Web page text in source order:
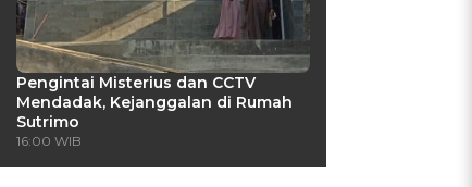
Pengintai Misterius dan CCTV
Mendadak, Kejanggalan di Rumah
Sutrimo
16:00 WIB